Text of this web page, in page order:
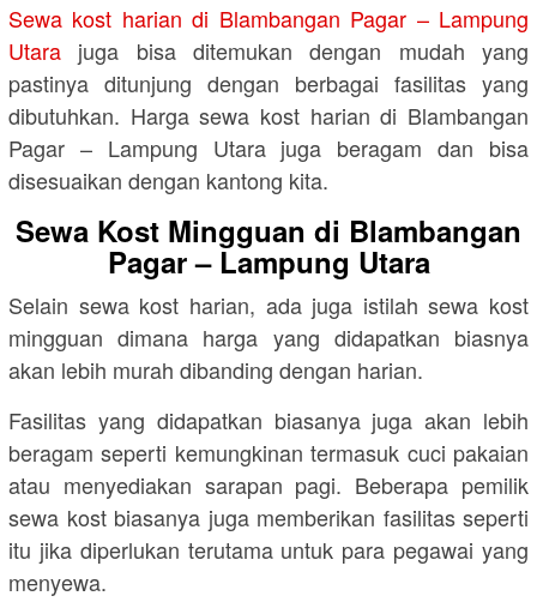
Sewa kost harian di Blambangan Pagar – Lampung
Utara juga bisa ditemukan dengan mudah yang
pastinya ditunjung dengan berbagai fasilitas yang
dibutuhkan. Harga sewa kost harian di Blambangan
Pagar – Lampung Utara juga beragam dan bisa
disesuaikan dengan kantong kita.
Sewa Kost Mingguan di Blambangan
Pagar – Lampung Utara
Selain sewa kost harian, ada juga istilah sewa kost
mingguan dimana harga yang didapatkan biasnya
akan lebih murah dibanding dengan harian.
Fasilitas yang didapatkan biasanya juga akan lebih
beragam seperti kemungkinan termasuk cuci pakaian
atau menyediakan sarapan pagi. Beberapa pemilik
sewa kost biasanya juga memberikan fasilitas seperti
itu jika diperlukan terutama untuk para pegawai yang
menyewa.